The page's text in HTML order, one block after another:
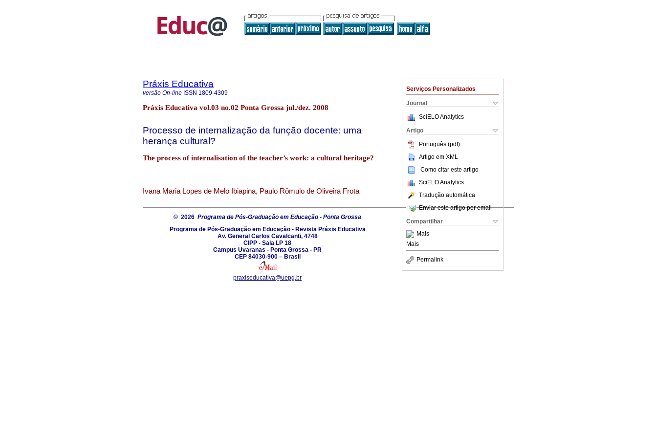
Serviços Personalizados
Journal
SciELO Analytics
Artigo
Português (pdf)
Artigo em XML
Como citar este artigo
SciELO Analytics
Tradução automática
Enviar este artigo por email
Compartilhar
Mais
Mais
Permalink
Práxis Educativa
versão On-line ISSN 1809-4309
Práxis Educativa vol.03 no.02 Ponta Grossa jul./dez. 2008
Processo de internalização da função docente: uma
herança cultural?
The process of internalisation of the teacher’s work: a cultural heritage?
Ivana Maria Lopes de Melo Ibiapina, Paulo Rômulo de Oliveira Frota
© 2026 Programa de Pós-Graduação em Educação - Ponta Grossa
Programa de Pós-Graduação em Educação - Revista Práxis Educativa
Av. General Carlos Cavalcanti, 4748
CIPP - Sala LP 18
Campus Uvaranas - Ponta Grossa - PR
CEP 84030-900 – Brasil
praxiseducativa@uepg.br